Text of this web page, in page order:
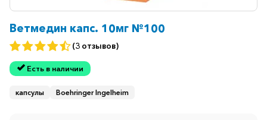
Ветмедин капс. 10мг №100
(3 отзывов)
Есть в наличии
капсулы Boehringer Ingelheim